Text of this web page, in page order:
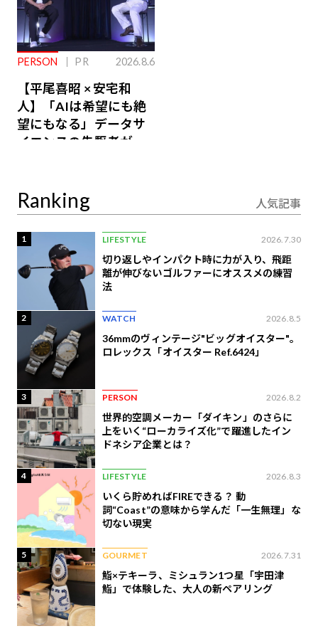
PERSON PR 2026.8.6
【平尾喜昭 × 安宅和
人】「AIは希望にも絶
望にもなる」データサ
イエンスの先駆者が語
Ranking 人気記事
1 LIFESTYLE 2026.7.30
切り返しやインパクト時に力が入り、飛距
離が伸びないゴルファーにオススメの練習
法
2 WATCH 2026.8.5
36mmのヴィンテージ"ビッグオイスター"。
ロレックス「オイスター Ref.6424」
3 PERSON 2026.8.2
世界的空調メーカー「ダイキン」のさらに
上をいく“ローカライズ化”で躍進したイン
ドネシア企業とは？
4 LIFESTYLE 2026.8.3
いくら貯めればFIREできる？ 動
詞“Coast”の意味から学んだ「一生無理」な
切ない現実
5 GOURMET 2026.7.31
鮨×テキーラ、ミシュラン1つ星「宇田津
鮨」で体験した、大人の新ペアリング